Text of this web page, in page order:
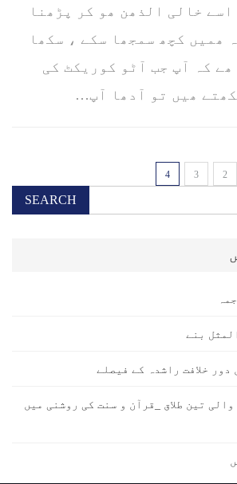
خالی الذھن ھو کر پڑھنا
ھمیں کچھ سمجھا سکے ، سکھا
کہ آپ جب آٹو کوریکٹ کی
ھیں تو آدھا آپ…
2
3
4
بنے
دور خلافت راشدہ کے فیصلے
تین طلاق _قرآن و سنت کی روشنی میں